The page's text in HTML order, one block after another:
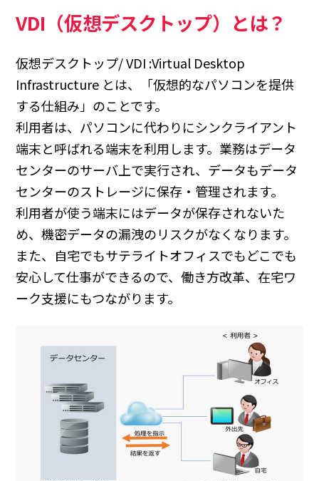
VDI（仮想デスクトップ）とは？
仮想デスクトップ/ VDI :Virtual Desktop
Infrastructure とは、「仮想的なパソコンを提供
する仕組み」のことです。
利用者は、パソコンに代わりにシンクライアント
端末と呼ばれる端末を利用します。業務はデータ
センターのサーバ上で実行され、データもデータ
センターのストレージに保存・管理されます。
利用者が使う端末にはデータが保存されないた
め、機密データの漏洩のリスクがなくなります。
また、自宅でもサテライトオフィスでもどこでも
安心して仕事ができるので、働き方改革、在宅ワ
ーク支援にもつながります。